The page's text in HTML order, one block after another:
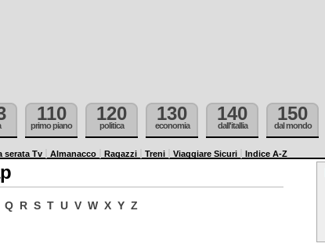
110
primo piano
120
politica
130
economia
140
dall'itallia
150
dal mondo
serata Tv Almanacco Ragazzi Treni Viaggiare Sicuri Indice A-Z
Q R S T U V W X Y Z